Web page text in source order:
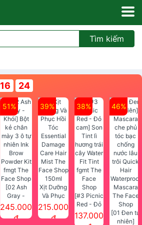
Tìm kiếm
16 22
51%
[02 Ash
Gray -
Khói] Bột
kẻ chân
245.000
đ
39%
Xịt Dưỡng
Và Phục
Hồi Tóc
Essential
215.000
đ
38%
[#3 Picnic
Red - Đỏ
cam] Son
137.000
46%
[01 Đen tự
nhiên]